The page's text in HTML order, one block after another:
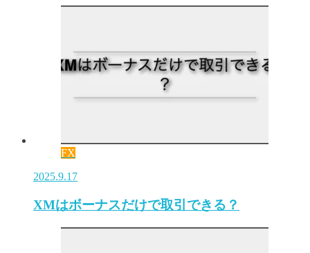
FX
2025.9.17
XMはボーナスだけで取引できる？